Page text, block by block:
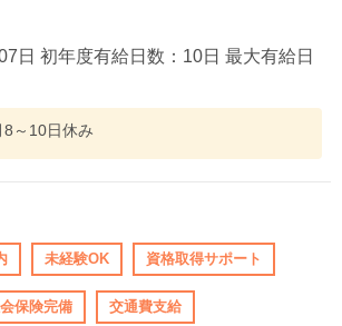
日 初年度有給日数：10日 最大有給日
～10日休み
未経験OK 資格取得サポート
保険完備 交通費支給